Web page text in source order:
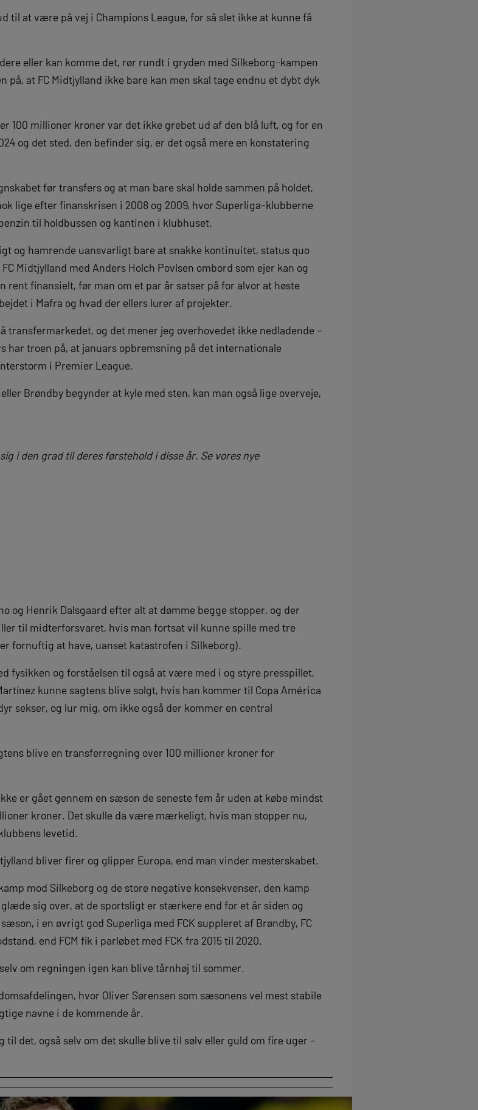
til at være på vej i Champions League, for så slet ikke at kunne få
eller kan komme det, rør rundt i gryden med Silkeborg-kampen
at FC Midtjylland ikke bare kan men skal tage endnu et dybt dyk
100 millioner kroner var det ikke grebet ud af den blå luft, og for en
og det sted, den befinder sig, er det også mere en konstatering
før transfers og at man bare skal holde sammen på holdet,
lige efter finanskrisen i 2008 og 2009, hvor Superliga-klubberne
til holdbussen og kantinen i klubhuset.
og hamrende uansvarligt bare at snakke kontinuitet, status quo
Midtjylland med Anders Holch Povlsen ombord som ejer kan og
rent finansielt, før man om et par år satser på for alvor at høste
i Mafra og hvad der ellers lurer af projekter.
transfermarkedet, og det mener jeg overhovedet ikke nedladende –
har troen på, at januars opbremsning på det internationale
i Premier League.
Brøndby begynder at kyle med sten, kan man også lige overveje,
i den grad til deres førstehold i disse år. Se vores nye
og Henrik Dalsgaard efter alt at dømme begge stopper, og der
til midterforsvaret, hvis man fortsat vil kunne spille med tre
fornuftig at have, uanset katastrofen i Silkeborg).
fysikken og forståelsen til også at være med i og styre presspillet,
kunne sagtens blive solgt, hvis han kommer til Copa América
sekser, og lur mig, om ikke også der kommer en central
blive en transferregning over 100 millioner kroner for
er gået gennem en sæson de seneste fem år uden at købe mindst
kroner. Det skulle da være mærkeligt, hvis man stopper nu,
levetid.
bliver firer og glipper Europa, end man vinder mesterskabet.
mod Silkeborg og de store negative konsekvenser, den kamp
sig over, at de sportsligt er stærkere end for et år siden og
i en øvrigt god Superliga med FCK suppleret af Brøndby, FC
end FCM fik i parløbet med FCK fra 2015 til 2020.
om regningen igen kan blive tårnhøj til sommer.
hvor Oliver Sørensen som sæsonens vel mest stabile
navne i de kommende år.
til det, også selv om det skulle blive til sølv eller guld om fire uger –